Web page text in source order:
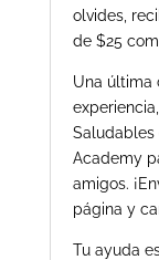
olvides,
de $25
Una última
Saludables
Academy
amigos.
página y
Tu ayuda